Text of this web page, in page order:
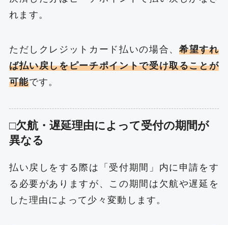
れます。
ただしクレジットカード払いの場合、 希望すれ
ば払い戻しをピーチポイントで受け取ることが
可能です。
□欠航・遅延理由によって受付の期間が
異なる
払い戻しをする際は「受付期間」内に申請をす
る必要がありますが、この期間は欠航や遅延を
した理由によって少々変動します。